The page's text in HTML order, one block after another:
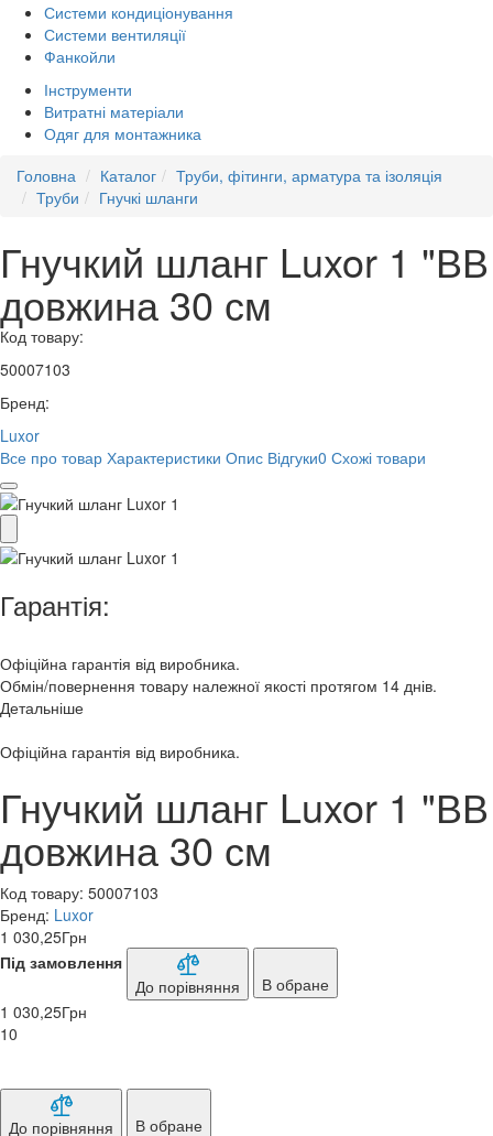
Системи кондиціонування
Системи вентиляції
Фанкойли
Інструменти
Витратні матеріали
Одяг для монтажника
Головна
Каталог
Труби, фітинги, арматура та ізоляція
Труби
Гнучкі шланги
Гнучкий шланг Luxor 1 "ВВ
довжина 30 см
Код товару:
50007103
Бренд:
Luxor
Все про товар Характеристики Опис Відгуки0 Схожі товари
Гарантія:
Офіційна гарантія від виробника.
Обмін/повернення товару належної якості протягом 14 днів.
Детальніше
Офіційна гарантія від виробника.
Гнучкий шланг Luxor 1 "ВВ
довжина 30 см
Код товару: 50007103
Бренд: Luxor
1 030,25Грн
Під замовлення
До порівняння
В обране
1 030,25Грн
10
До порівняння В обране